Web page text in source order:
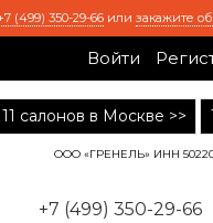
(499) 350-29-66 или закажите
Войти
11 салонов в Москве >>
ООО «ГРЕНЕЛЬ» ИНН
+7 (499) 350-29-66